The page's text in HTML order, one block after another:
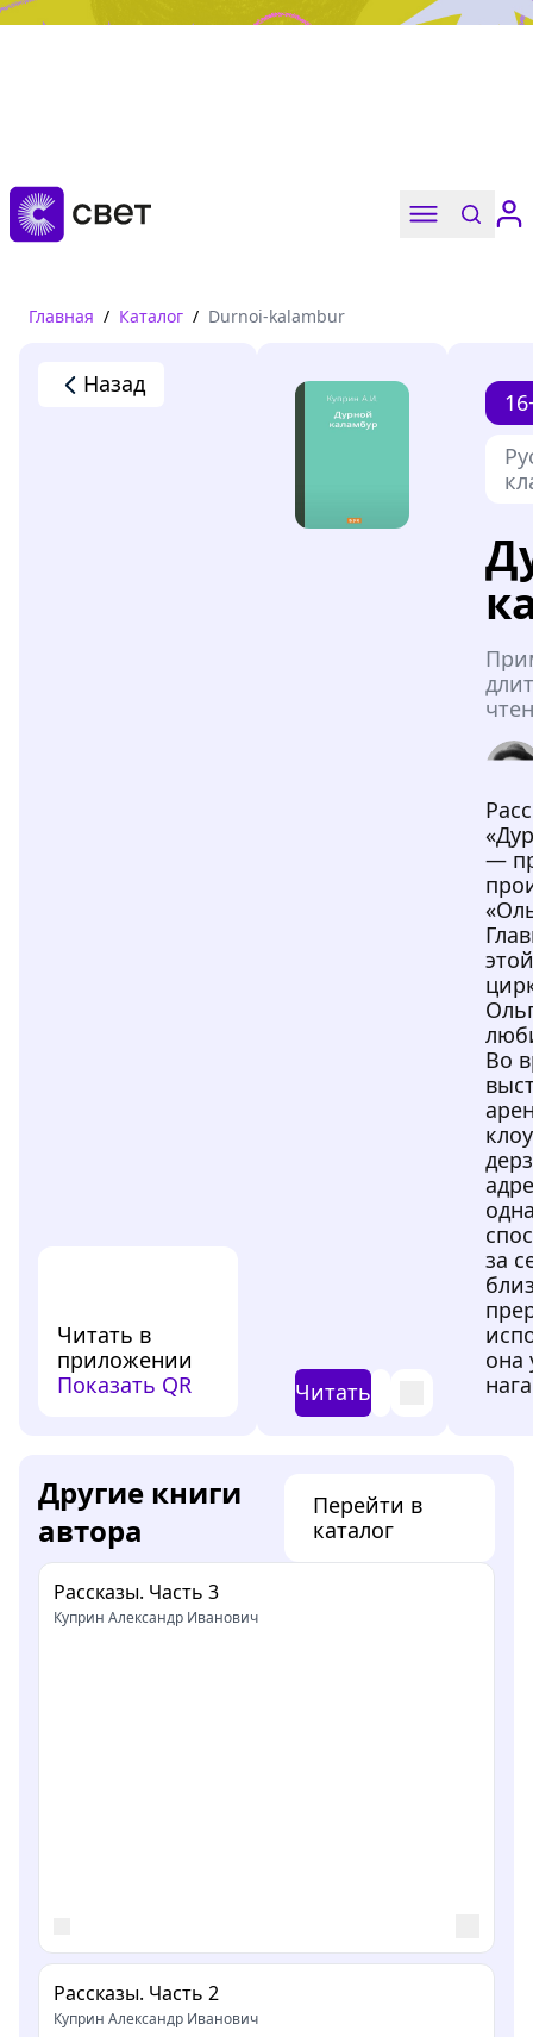
Дружба, любовь, взросление
Читать
Главная / Каталог / Durnoi-kalambur
Назад
Читать в
приложении
Показать QR
Читать
—
Во
за
она
Другие книги
автора
Перейти в
каталог
Рассказы. Часть 3
Куприн Александр Иванович
Рассказы. Часть 2
Куприн Александр Иванович